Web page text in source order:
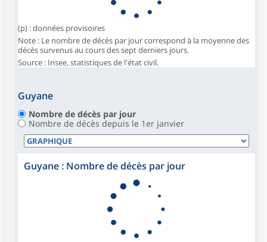
(p) : données provisoires
Note : Le nombre de décès par jour correspond à la moyenne des
décès survenus au cours des sept derniers jours.
Source : Insee, statistiques de l'état civil.
Guyane
Nombre de décès par jour
Nombre de décès depuis le 1er janvier
Guyane : Nombre de décès par jour